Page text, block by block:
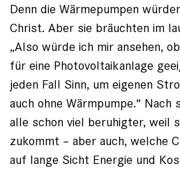
Denn die Wärmepumpen
Christ. Aber sie bräuchten im
„Also würde ich mir ansehen,
für eine Photovoltaikanlage
jeden Fall Sinn, um eigenen
auch ohne Wärmpumpe.“ Nach
alle schon viel beruhigter, weil
zukommt – aber auch, welche
auf lange Sicht Energie und